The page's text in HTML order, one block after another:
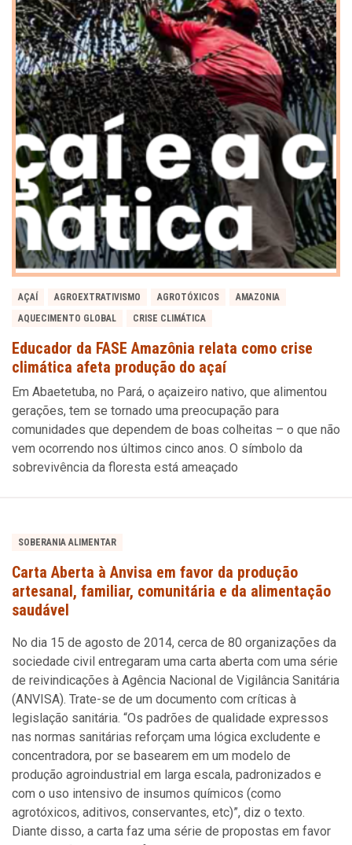
AÇAÍ AGROEXTRATIVISMO AGROTÓXICOS
AMAZONIA
AQUECIMENTO GLOBAL
CRISE CLIMÁTICA
Educador da FASE Amazônia relata como crise
climática afeta produção do açaí
Em Abaetetuba, no Pará, o açaizeiro nativo, que alimentou
gerações, tem se tornado uma preocupação para
comunidades que dependem de boas colheitas – o que não
vem ocorrendo nos últimos cinco anos. O símbolo da
sobrevivência da floresta está ameaçado
SOBERANIA ALIMENTAR
Carta Aberta à Anvisa em favor da produção
artesanal, familiar, comunitária e da alimentação
saudável
No dia 15 de agosto de 2014, cerca de 80 organizações da
sociedade civil entregaram uma carta aberta com uma série
de reivindicações à Agência Nacional de Vigilância Sanitária
(ANVISA). Trate-se de um documento com críticas à
legislação sanitária. “Os padrões de qualidade expressos
nas normas sanitárias reforçam uma lógica excludente e
concentradora, por se basearem em um modelo de
produção agroindustrial em larga escala, padronizados e
com o uso intensivo de insumos químicos (como
agrotóxicos, aditivos, conservantes, etc)”, diz o texto.
Diante disso, a carta faz uma série de propostas em favor